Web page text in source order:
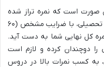
صورت است که نمره تراز شده
آزمون کتبی و نمره تراز شده سوابق تحصیلی، با ضرایب مشخص (۶۰
نمره کل نهایی شما به دست آید.
را دوچندان کرده و لازم است
به کسب نمرات بالا در دروس